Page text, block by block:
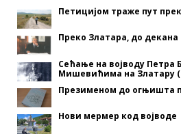
Петицијом траже пут
Преко Златара, до
Сећање на војводу Петра
Мишевићима на Златару
Презименом до огњишта
Нови мермер код војводе